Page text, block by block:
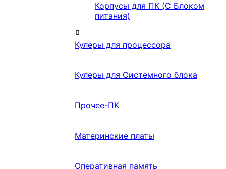
Корпусы для ПК (С Блоком
питания)
Кулеры для процессора
Кулеры для Системного блока
Прочее-ПК
Материнские платы
Оперативная память